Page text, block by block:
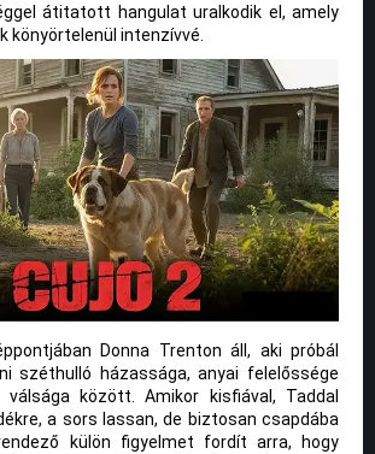
átitatott hangulat uralkodik el, amely
könyörtelenül intenzívvé.
Donna Trenton áll, aki próbál
széthulló házassága, anyai felelőssége
között. Amikor kisfiával, Taddal
a sors lassan, de biztosan csapdába
külön figyelmet fordít arra, hogy